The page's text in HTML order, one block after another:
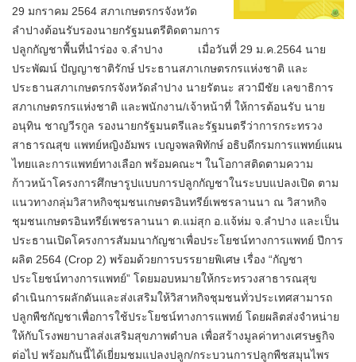
29 มกราคม 2564 สภาเกษตรกรจังหวัด
ลำปางต้อนรับรองนายกรัฐมนตรีติดตามการ
ปลูกกัญชาพื้นที่นำร่อง จ.ลำปาง เมื่อวันที่ 29 ม.ค.2564 นาย
ประพัฒน์ ปัญญาชาติรักษ์ ประธานสภาเกษตรกรแห่งชาติ และ
ประธานสภาเกษตรกรจังหวัดลำปาง นายรัตนะ สวามีชัย เลขาธิการ
สภาเกษตรกรแห่งชาติ และพนักงาน/เจ้าหน้าที่ ให้การต้อนรับ นาย
อนุทิน ชาญวีรกูล รองนายกรัฐมนตรีและรัฐมนตรีว่าการกระทรวง
สาธารณสุข แพทย์หญิงอัมพร เบญจพลพิทักษ์ อธิบดีกรมการแพทย์แผน
ไทยและการแพทย์ทางเลือก พร้อมคณะฯ ในโอกาสติดตามความ
ก้าวหน้าโครงการศึกษารูปแบบการปลูกกัญชาในระบบแปลงเปิด ตาม
แนวทางกลุ่มวิสาหกิจชุมชนเกษตรอินทรีย์เพชรลานนา ณ วิสาหกิจ
ชุมชนเกษตรอินทรีย์เพชรลานนา ต.แม่สุก อ.แจ้ห่ม จ.ลำปาง และเป็น
ประธานเปิดโครงการสัมมนากัญชาเพื่อประโยชน์ทางการแพทย์ ปีการ
ผลิต 2564 (Crop 2) พร้อมด้วยการบรรยายพิเศษ เรื่อง “กัญชา
ประโยชน์ทางการแพทย์” โดยมอบหมายให้กระทรวงสาธารณสุข
ดำเนินการผลักดันและส่งเสริมให้วิสาหกิจชุมชนทั่วประเทศสามารถ
ปลูกพืชกัญชาเพื่อการใช้ประโยชน์ทางการแพทย์ โดยผลิตส่งจำหน่าย
ให้กับโรงพยาบาลส่งเสริมสุขภาพตำบล เพื่อสร้างมูลค่าทางเศรษฐกิจ
ต่อไป พร้อมกันนี้ได้เยี่ยมชมแปลงปลูก/กระบวนการปลูกพืชสมุนไพร